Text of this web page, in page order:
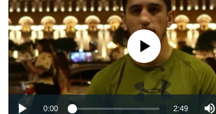
Феълан кор намекунад
0:00 2:49